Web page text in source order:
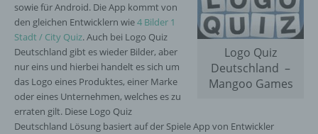
Logo Quiz
Deutschland –
Mangoo Games
sowie für Android. Die App kommt von
den gleichen Entwicklern wie4 Bilder 1
Stadt / City Quiz. Auch bei Logo Quiz
Deutschland gibt es wieder Bilder, aber
nur eins und hierbei handelt es sich um
das Logo eines Produktes, einer Marke
oder eines Unternehmen, welches es zu
erraten gilt. Diese Logo Quiz
Deutschland Lösung basiert auf der Spiele App von Entwickler